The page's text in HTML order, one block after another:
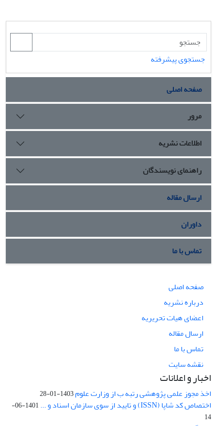
جستجوی پیشرفته
صفحه اصلی
مرور
اطلاعات نشریه
راهنمای نویسندگان
ارسال مقاله
داوران
تماس با ما
صفحه اصلی
درباره نشریه
اعضای هیات تحریریه
ارسال مقاله
تماس با ما
نقشه سایت
اخبار و اعلانات
اخذ مجوز علمی پژوهشی رتبه ب از وزارت علوم1403-01-28
اختصاص کد شاپا (ISSN) و تایید از سوی سازمان اسناد و ...
1401-06-
14